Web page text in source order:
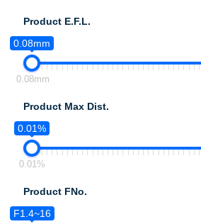
Product E.F.L.
0.08mm
0.08mm
Product Max Dist.
0.01%
0.01%
Product FNo.
F1.4~16